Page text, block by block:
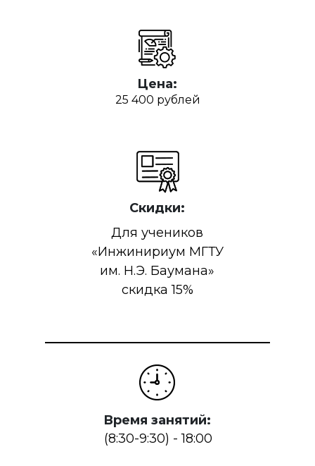
Цена:
25 400 рублей
Скидки:
Для учеников
«Инжинириум МГТУ
им. Н.Э. Баумана»
скидка 15%
Время занятий:
(8:30-9:30) - 18:00